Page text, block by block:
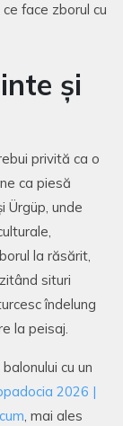
face zborul cu
și
privită ca o
ca piesă
Ürgüp, unde
la răsărit,
situri
îndelung
la peisaj.
cu un
2026 |
, mai ales